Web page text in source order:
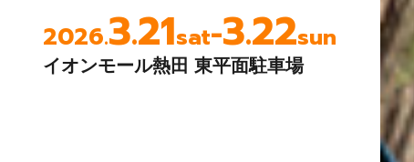
イオンモール熱田 東平面駐車場
2026.3.21sat-3.22sun